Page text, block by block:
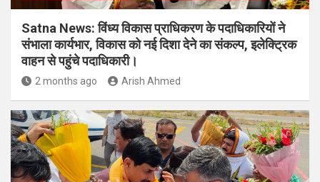
Satna News: विंध्य विकास प्राधिकरण के पदाधिकारियों ने
संभाला कार्यभार, विकास को नई दिशा देने का संकल्प, इलेक्ट्रिक
वाहन से पहुंचे पदाधिकारी।
2 months ago Arish Ahmed